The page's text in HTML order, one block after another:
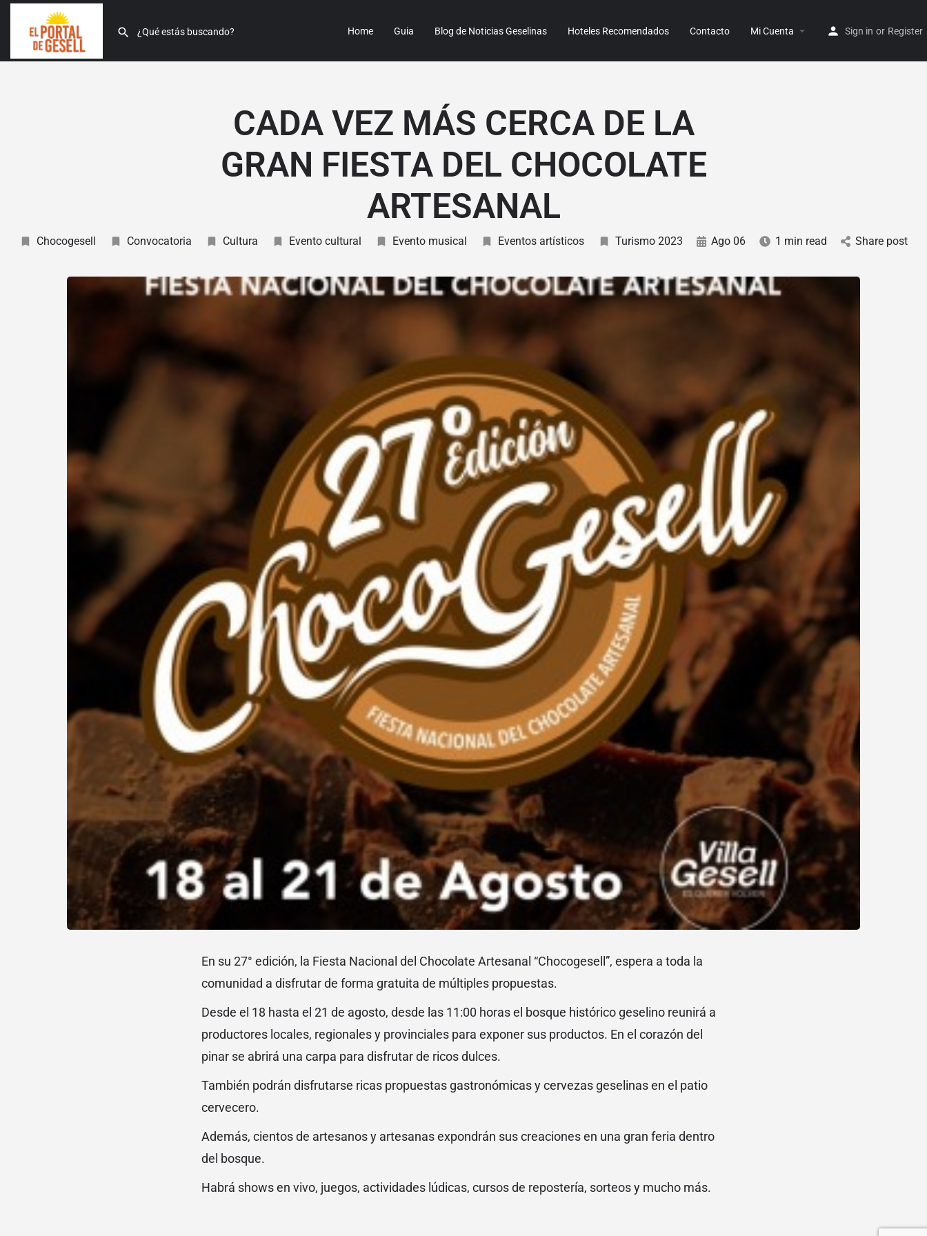
Home Guia Blog de Noticias Geselinas Hoteles Recomendados Contacto Mi Cuenta Sign in or Register
CADA VEZ MÁS CERCA DE LA
GRAN FIESTA DEL CHOCOLATE
ARTESANAL
Chocogesell Convocatoria Cultura Evento cultural Evento musical Eventos artísticos Turismo 2023 Ago 06 1 min read Share post
En su 27° edición, la Fiesta Nacional del Chocolate Artesanal “Chocogesell”, espera a toda la
comunidad a disfrutar de forma gratuita de múltiples propuestas.
Desde el 18 hasta el 21 de agosto, desde las 11:00 horas el bosque histórico geselino reunirá a
productores locales, regionales y provinciales para exponer sus productos. En el corazón del
pinar se abrirá una carpa para disfrutar de ricos dulces.
También podrán disfrutarse ricas propuestas gastronómicas y cervezas geselinas en el patio
cervecero.
Además, cientos de artesanos y artesanas expondrán sus creaciones en una gran feria dentro
del bosque.
Habrá shows en vivo, juegos, actividades lúdicas, cursos de repostería, sorteos y mucho más.